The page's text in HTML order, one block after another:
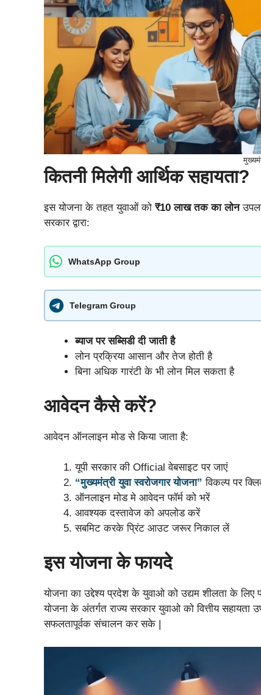
कितनी मिलेगी आर्थिक सहायता?
इस योजना के तहत युवाओं को ₹10 लाख तक का लोन
सरकार द्वारा:
WhatsApp Group
Telegram Group
ब्याज पर सब्सिडी दी जाती है
लोन प्रक्रिया आसान और तेज होती है
बिना अधिक गारंटी के भी लोन मिल सकता है
आवेदन कैसे करें?
आवेदन ऑनलाइन मोड से किया जाता है:
यूपी सरकार की Official वेबसाइट पर जाएं
“मुख्यमंत्री युवा स्वरोजगार योजना” विकल्प पर
ऑनलाइन मोड मे आवेदन फॉर्म को भरें
आवश्यक दस्तावेज को अपलोड करें
सबमिट करके प्रिंट आउट जरूर निकाल लें
इस योजना के फायदे
योजना का उद्देश्य प्रदेश के युवाओ को उद्यम शीलता के
योजना के अंतर्गत राज्य सरकार युवाओ को वित्तीय
सफलतापूर्वक संचालन कर सके |